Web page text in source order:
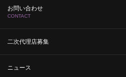
お問い合わせ
CONTACT
二次代理店募集
ニュース